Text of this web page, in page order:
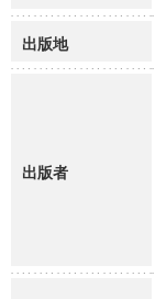
出版地
出版者